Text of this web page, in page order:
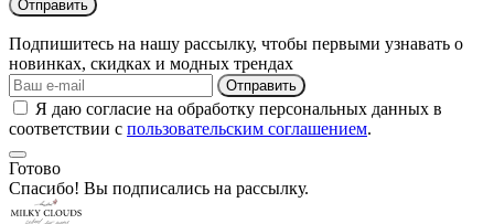
Подпишитесь на нашу рассылку, чтобы первыми узнавать о
новинках, скидках и модных трендах
Отправить
Я даю согласие на обработку персональных данных в
соответствии с пользовательским соглашением.
Готово
Спасибо! Вы подписались на рассылку.